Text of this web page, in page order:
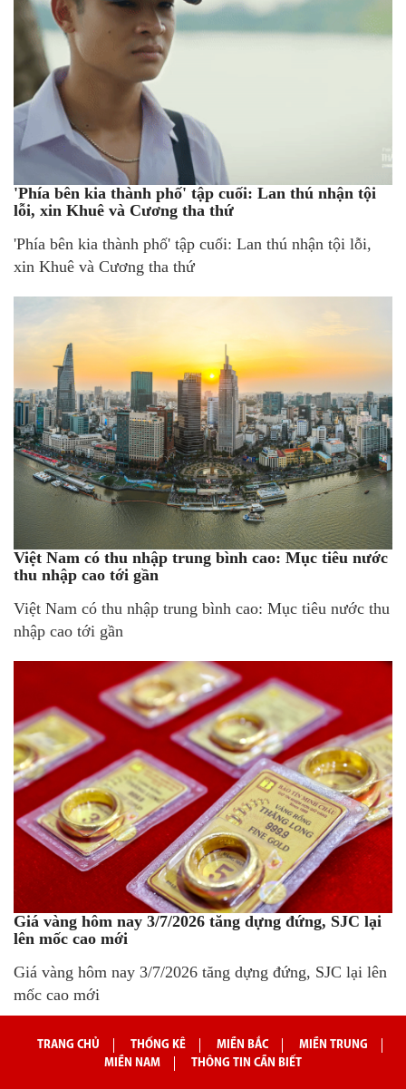
'Phía bên kia thành phố' tập cuối: Lan thú nhận tội
lỗi, xin Khuê và Cương tha thứ
'Phía bên kia thành phố' tập cuối: Lan thú nhận tội lỗi,
xin Khuê và Cương tha thứ
Việt Nam có thu nhập trung bình cao: Mục tiêu nước
thu nhập cao tới gần
Việt Nam có thu nhập trung bình cao: Mục tiêu nước thu
nhập cao tới gần
Giá vàng hôm nay 3/7/2026 tăng dựng đứng, SJC lại
lên mốc cao mới
Giá vàng hôm nay 3/7/2026 tăng dựng đứng, SJC lại lên
mốc cao mới
TRANG CHỦ THỐNG KÊ MIỀN BẮC
MIỀN TRUNG
MIỀN NAM
THÔNG TIN CẦN BIẾT